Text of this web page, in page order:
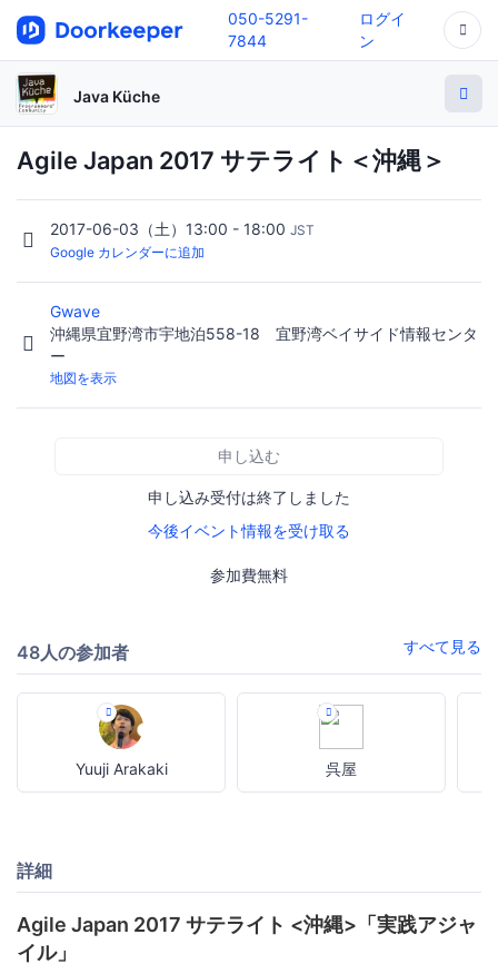
050-5291-
7844
ログイ
ン
Java Küche
Agile Japan 2017 サテライト＜沖縄＞
2017-06-03（土）13:00 - 18:00 JST
Google カレンダーに追加
Gwave
沖縄県宜野湾市宇地泊558-18 宜野湾ベイサイド情報センタ
ー
地図を表示
申し込む
申し込み受付は終了しました
今後イベント情報を受け取る
参加費無料
48人の参加者 すべて見る
Yuuji Arakaki 呉屋
詳細
Agile Japan 2017 サテライト <沖縄>「実践アジャ
イル」